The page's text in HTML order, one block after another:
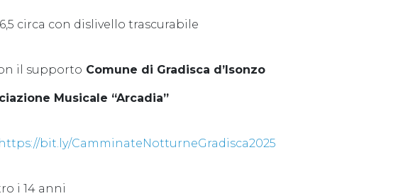
circa con dislivello trascurabile
il supporto Comune di Gradisca d’Isonzo
Musicale “Arcadia”
https://bit.ly/CamminateNotturneGradisca2025
i 14 anni